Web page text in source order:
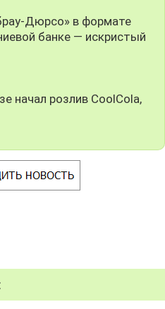
Дюрсо» в формате
банке — искристый
начал розлив CoolCola,